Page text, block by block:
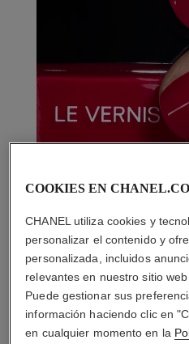
COOKIES EN
CHANEL utiliza cookies y
personalizar el contenido y
personalizada, incluidos
relevantes en nuestro sitio
Puede gestionar sus
información haciendo clic en
en cualquier momento en la